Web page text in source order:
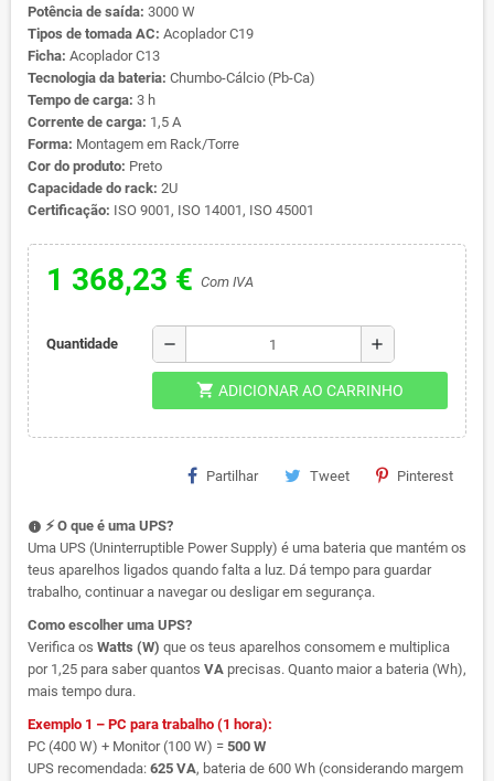
Potência de saída: 3000 W
Tipos de tomada AC: Acoplador C19
Ficha: Acoplador C13
Tecnologia da bateria: Chumbo-Cálcio (Pb-Ca)
Tempo de carga: 3 h
Corrente de carga: 1,5 A
Forma: Montagem em Rack/Torre
Cor do produto: Preto
Capacidade do rack: 2U
Certificação: ISO 9001, ISO 14001, ISO 45001
1 368,23 € Com IVA
Quantidade remove add
shopping_cart ADICIONAR AO CARRINHO
Partilhar Tweet Pinterest
info ⚡ O que é uma UPS?
Uma UPS (Uninterruptible Power Supply) é uma bateria que mantém os
teus aparelhos ligados quando falta a luz. Dá tempo para guardar
trabalho, continuar a navegar ou desligar em segurança.
Como escolher uma UPS?
Verifica os Watts (W) que os teus aparelhos consomem e multiplica
por 1,25 para saber quantos VA precisas. Quanto maior a bateria (Wh),
mais tempo dura.
Exemplo 1 – PC para trabalho (1 hora):
PC (400 W) + Monitor (100 W) = 500 W
UPS recomendada: 625 VA, bateria de 600 Wh (considerando margem